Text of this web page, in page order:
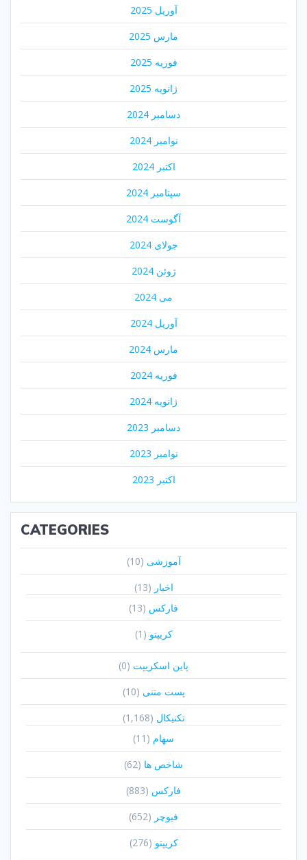
آوریل 2025
مارس 2025
فوریه 2025
ژانویه 2025
دسامبر 2024
نوامبر 2024
اکتبر 2024
سپتامبر 2024
آگوست 2024
جولای 2024
ژوئن 2024
می 2024
آوریل 2024
مارس 2024
فوریه 2024
ژانویه 2024
دسامبر 2023
نوامبر 2023
اکتبر 2023
CATEGORIES
آموزشی (10)
اخبار (13)
فارکس (13)
کریپتو (1)
پاین اسکریپت (0)
پست متنی (10)
تکنیکال (1,168)
سهام (11)
شاخص ها (62)
فارکس (883)
فیوچر (652)
کریپتو (276)